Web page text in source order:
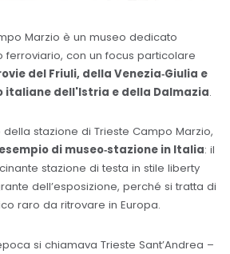
Marzio è un museo dedicato
con un focus particolare
del Friuli, della Venezia‐Giulia e
italiane dell'Istria e della Dalmazia.
stazione di Trieste Campo Marzio,
di museo‐stazione in Italia: il
stazione di testa in stile liberty
dell’esposizione, perché si tratta di
raro da ritrovare in Europa.
si chiamava Trieste Sant’Andrea –